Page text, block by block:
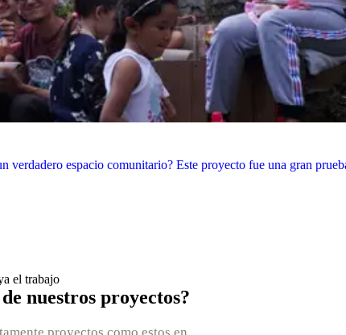
espacio comunitario? Este proyecto fue una gran
el trabajo
nuestros proyectos?